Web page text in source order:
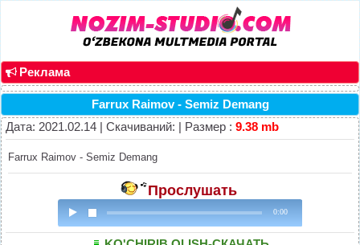
Реклама
Farrux Raimov - Semiz Demang
Дата: 2021.02.14 | Скачиваний: | Размер : 9.38 mb
Farrux Raimov - Semiz Demang
Прослушать
0:00